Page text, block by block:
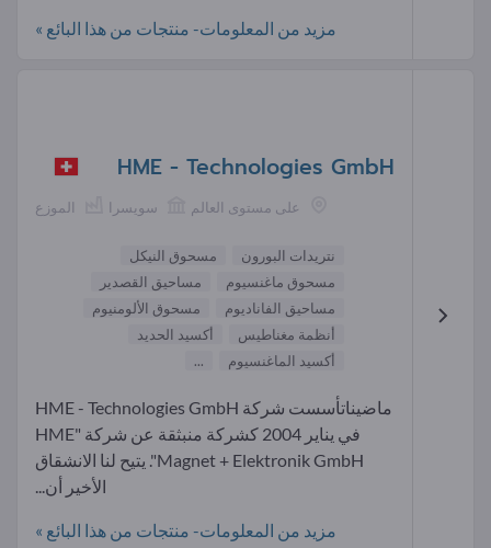
مزيد من المعلومات- منتجات من هذا البائع »
HME - Technologies GmbH
الموزع سويسرا على مستوى العالم
نتريدات البورون
مسحوق النيكل
مسحوق ماغنسيوم
مساحيق القصدير
مساحيق الفاناديوم
مسحوق الألومنيوم
أنظمة مغناطيس
أكسيد الحديد
أكسيد الماغنسيوم
...
ماضيناتأسست شركة HME - Technologies GmbH
في يناير 2004 كشركة منبثقة عن شركة "HME
Magnet + Elektronik GmbH". يتيح لنا الانشقاق
الأخير أن...
مزيد من المعلومات- منتجات من هذا البائع »